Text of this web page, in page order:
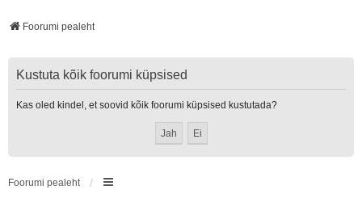
Foorumi pealeht
Kustuta kõik foorumi küpsised
Kas oled kindel, et soovid kõik foorumi küpsised kustutada?
Foorumi pealeht